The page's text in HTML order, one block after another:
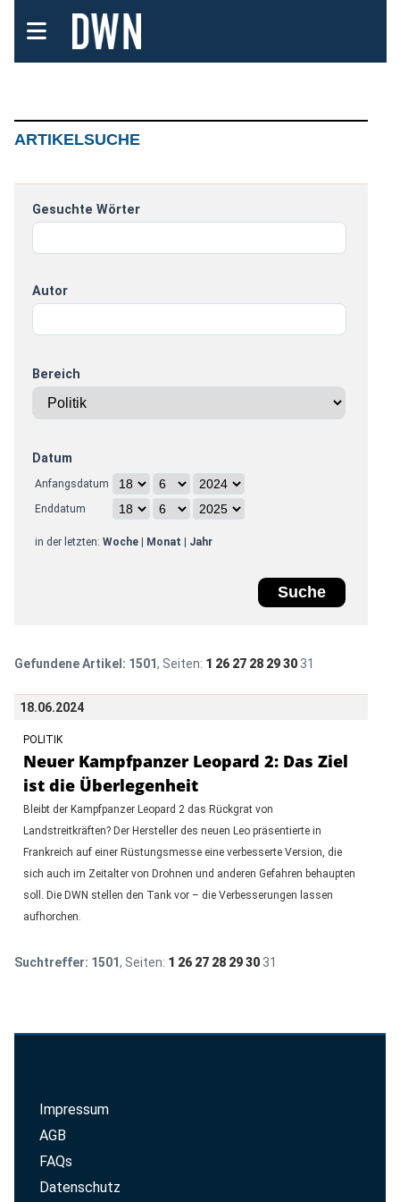
ARTIKELSUCHE
Gesuchte Wörter
Autor
Bereich
Datum
Anfangsdatum
Enddatum
in der letzten: Woche| Monat Jahr
Gefundene Artikel: 1501, Seiten: 1 26 27 28 29 30 31
18.06.2024
POLITIK
Neuer Kampfpanzer Leopard 2: Das Ziel
ist die Überlegenheit
Bleibt der Kampfpanzer Leopard 2 das Rückgrat von
Landstreitkräften? Der Hersteller des neuen Leo präsentierte in
Frankreich auf einer Rüstungsmesse eine verbesserte Version, die
sich auch im Zeitalter von Drohnen und anderen Gefahren behaupten
soll. Die DWN stellen den Tank vor – die Verbesserungen lassen
aufhorchen.
Suchtreffer: 1501, Seiten: 1 26 27 28 29 30 31
Impressum
AGB
FAQs
Datenschutz